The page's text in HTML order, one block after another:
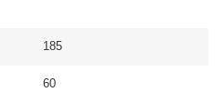
185
60